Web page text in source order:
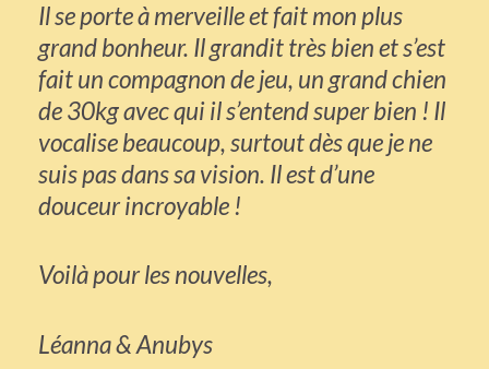
Il se porte à merveille et fait mon plus
grand bonheur. Il grandit très bien et s’est
fait un compagnon de jeu, un grand chien
de 30kg avec qui il s’entend super bien ! Il
vocalise beaucoup, surtout dès que je ne
suis pas dans sa vision. Il est d’une
douceur incroyable !
Voilà pour les nouvelles,
Léanna & Anubys